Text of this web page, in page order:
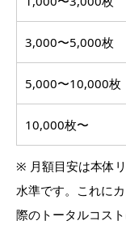
3,000〜5,000枚
5,000〜10,000枚
10,000枚〜
※ 月額目安は本体
水準です。これに
際のトータルコス